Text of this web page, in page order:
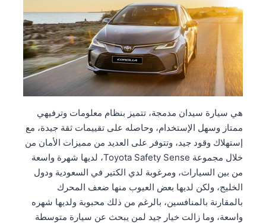
هي سيارة سيدان مدمجة، تتميز بنظام معلومات وترفيهي
ممتاز وسهل الإستخدام، وحاصله على تقييمات ثقة جيدة، مع
إستهلاك وقود جيد، وتتوفر على العديد من مميزات الأمان من
خلال مجموعة Toyota Safety Sense، لديها شهرة واسعة
من بين السيارات، ومرغوبة لدي الكتير في السعودية ودول
الخليج، ولكن لديها بعض العيوب منها ضعف المحرك
بالمقارنة بالمنافسين، بالرغم من ذلك محبوبة ولديها شهره
واسعة، وما زالت خيار جيد لمن يبحث عن سيارة متوسطة